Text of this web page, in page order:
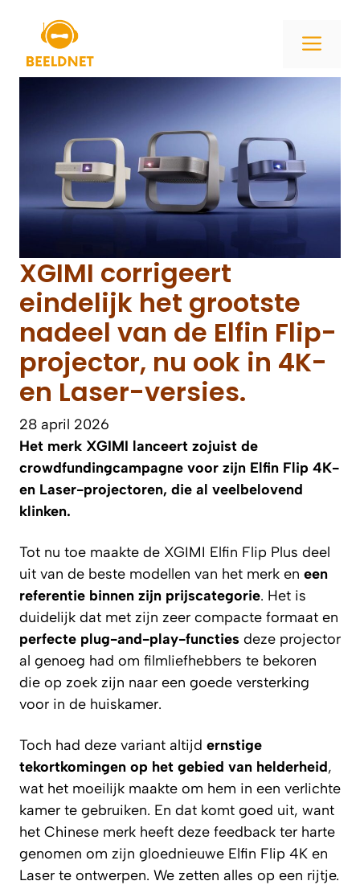
inhoud
XGIMI corrigeert
eindelijk het grootste
nadeel van de Elfin Flip-
projector, nu ook in 4K-
en Laser-versies.
28 april 2026
Het merk XGIMI lanceert zojuist de
crowdfundingcampagne voor zijn Elfin Flip 4K-
en Laser-projectoren, die al veelbelovend
klinken.
Tot nu toe maakte de XGIMI Elfin Flip Plus deel
uit van de beste modellen van het merk en een
referentie binnen zijn prijscategorie. Het is
duidelijk dat met zijn zeer compacte formaat en
perfecte plug-and-play-functies deze projector
al genoeg had om filmliefhebbers te bekoren
die op zoek zijn naar een goede versterking
voor in de huiskamer.
Toch had deze variant altijd ernstige
tekortkomingen op het gebied van helderheid,
wat het moeilijk maakte om hem in een verlichte
kamer te gebruiken. En dat komt goed uit, want
het Chinese merk heeft deze feedback ter harte
genomen om zijn gloednieuwe Elfin Flip 4K en
Laser te ontwerpen. We zetten alles op een rijtje.